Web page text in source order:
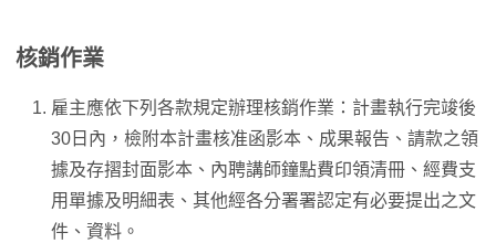
核銷作業
雇主應依下列各款規定辦理核銷作業：計畫執行完竣後
30日內，檢附本計畫核准函影本、成果報告、請款之領
據及存摺封面影本、內聘講師鐘點費印領清冊、經費支
用單據及明細表、其他經各分署署認定有必要提出之文
件、資料。